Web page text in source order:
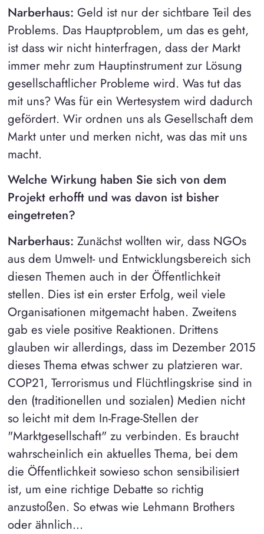
Narberhaus: Geld ist nur der sichtbare Teil des
Problems. Das Hauptproblem, um das es geht,
ist dass wir nicht hinterfragen, dass der Markt
immer mehr zum Hauptinstrument zur Lösung
gesellschaftlicher Probleme wird. Was tut das
mit uns? Was für ein Wertesystem wird dadurch
gefördert. Wir ordnen uns als Gesellschaft dem
Markt unter und merken nicht, was das mit uns
macht.
Welche Wirkung haben Sie sich von dem
Projekt erhofft und was davon ist bisher
eingetreten?
Narberhaus: Zunächst wollten wir, dass NGOs
aus dem Umwelt- und Entwicklungsbereich sich
diesen Themen auch in der Öffentlichkeit
stellen. Dies ist ein erster Erfolg, weil viele
Organisationen mitgemacht haben. Zweitens
gab es viele positive Reaktionen. Drittens
glauben wir allerdings, dass im Dezember 2015
dieses Thema etwas schwer zu platzieren war.
COP21, Terrorismus und Flüchtlingskrise sind in
den (traditionellen und sozialen) Medien nicht
so leicht mit dem In-Frage-Stellen der
"Marktgesellschaft" zu verbinden. Es braucht
wahrscheinlich ein aktuelles Thema, bei dem
die Öffentlichkeit sowieso schon sensibilisiert
ist, um eine richtige Debatte so richtig
anzustoßen. So etwas wie Lehmann Brothers
oder ähnlich...